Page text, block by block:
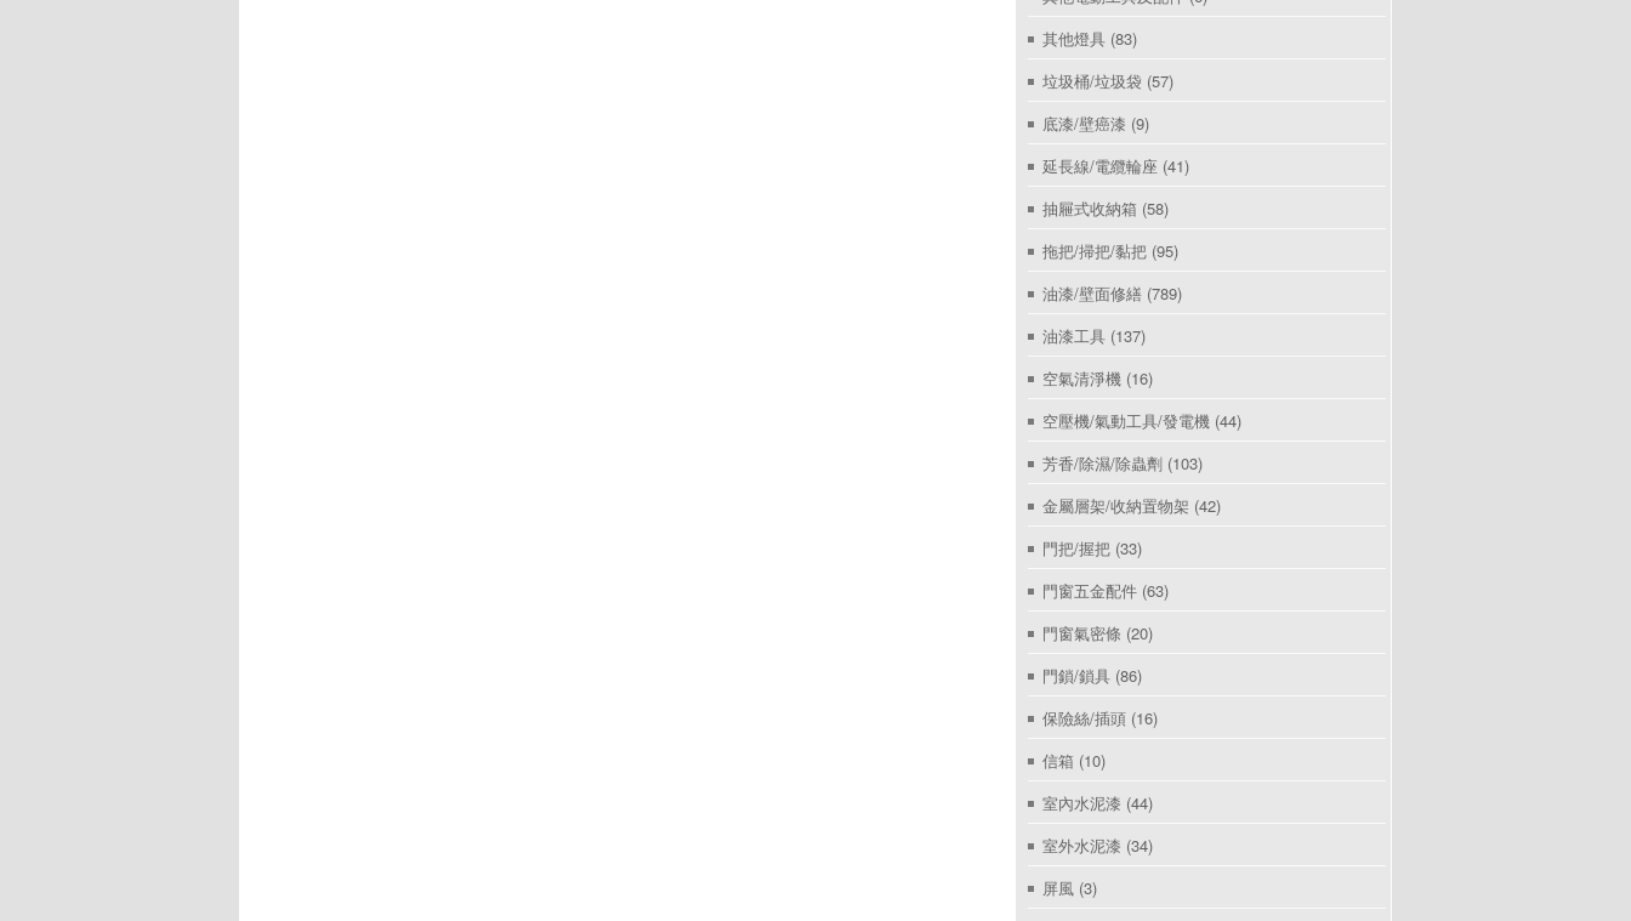
其他燈具 (83)
垃圾桶/垃圾袋 (57)
底漆/壁癌漆 (9)
延長線/電纜輪座 (41)
抽屜式收納箱 (58)
拖把/掃把/黏把 (95)
油漆/壁面修繕 (789)
油漆工具 (137)
空氣清淨機 (16)
空壓機/氣動工具/發電機 (44)
芳香/除濕/除蟲劑 (103)
金屬層架/收納置物架 (42)
門把/握把 (33)
門窗五金配件 (63)
門窗氣密條 (20)
門鎖/鎖具 (86)
保險絲/插頭 (16)
信箱 (10)
室內水泥漆 (44)
室外水泥漆 (34)
屏風 (3)